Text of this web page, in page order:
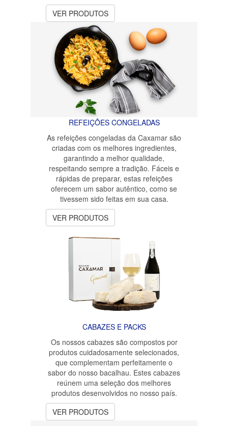
VER PRODUTOS
REFEIÇÕES CONGELADAS
As refeições congeladas da Caxamar são
criadas com os melhores ingredientes,
garantindo a melhor qualidade,
respeitando sempre a tradição. Fáceis e
rápidas de preparar, estas refeições
oferecem um sabor autêntico, como se
tivessem sido feitas em sua casa.
VER PRODUTOS
CABAZES E PACKS
Os nossos cabazes são compostos por
produtos cuidadosamente selecionados,
que complementam perfeitamente o
sabor do nosso bacalhau. Estes cabazes
reúnem uma seleção dos melhores
produtos desenvolvidos no nosso país.
VER PRODUTOS